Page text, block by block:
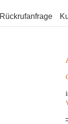
Rückrufanfrage